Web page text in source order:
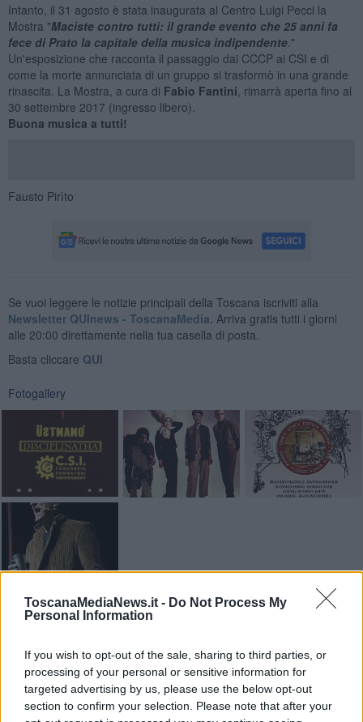
ToscanaMediaNews.it - Do Not Process My
Personal Information
If you wish to opt-out of the sale, sharing to third parties, or
processing of your personal or sensitive information for
targeted advertising by us, please use the below opt-out
section to confirm your selection. Please note that after your
Intanto, il 31 agosto è stata inaugurata al Centro Luigi Pecci la
Mostra "Maciste contro tutti: il grande evento che 25 anni fa
fece di Prato la capitale della musica indipendente."
Un'esposizione che racconta il passaggio dai CCCP ai CSI e di
come la morte annunciata di un gruppo si trasformò in una grande
rinascita. La Mostra, a cura di Fabio Fantini , rimarrà aperta fino al
30 settembre 2017 (ingresso libero).
Buona musica a tutti!
Fausto Pirìto
Se vuoi leggere le notizie principali della Toscana iscriviti alla
Newsletter QUInews - ToscanaMedia. Arriva gratis tutti i giorni
alle 20:00 direttamente nella tua casella di posta.
Basta cliccare QUI
Fotogallery
Videogallery